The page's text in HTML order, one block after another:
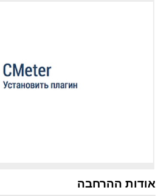
אודות ההרחבה